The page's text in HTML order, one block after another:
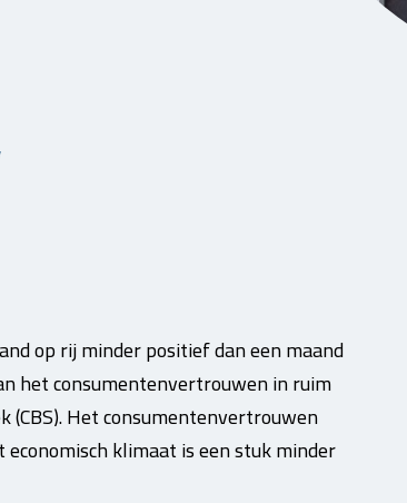
op rij minder positief dan een maand
het consumentenvertrouwen in ruim
(CBS). Het consumentenvertrouwen
klimaat is een stuk minder